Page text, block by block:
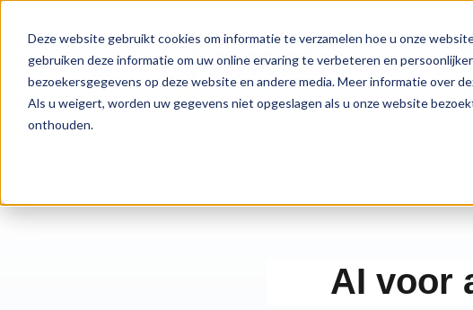
Deze website gebruikt cookies om informatie te verzamelen hoe u onze
gebruiken deze informatie om uw online ervaring te verbeteren en
bezoekersgegevens op deze website en andere media. Meer informatie over
Als u weigert, worden uw gegevens niet opgeslagen als u onze website
onthouden.
AI voor